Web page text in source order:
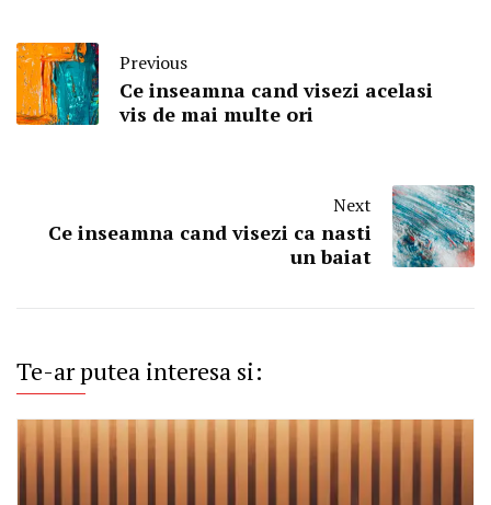
Previous
Ce inseamna cand visezi acelasi
vis de mai multe ori
Next
Ce inseamna cand visezi ca nasti
un baiat
Te-ar putea interesa si: